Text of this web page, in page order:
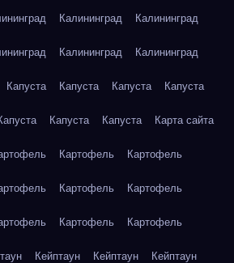
Калининград Калининград
Калининград Калининград
Капуста Капуста Капуста Капуста
Капуста Капуста Карта сайта
Картофель Картофель
Картофель Картофель
Картофель Картофель
Кейптаун Кейптаун Кейптаун